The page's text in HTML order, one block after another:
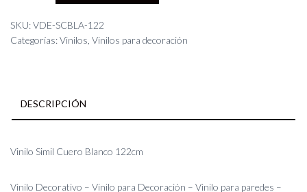
Blanco
122cm
SKU:VDE-SCBLA-122
Categorías:Vinilos Vinilos para decoración
DESCRIPCIÓN
Vinilo Simil Cuero Blanco 122cm
Vinilo Decorativo – Vinilo para Decoración – Vinilo para paredes –